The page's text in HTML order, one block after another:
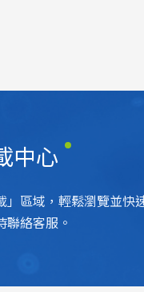
中心
」區域，輕鬆瀏覽並快
絡客服。